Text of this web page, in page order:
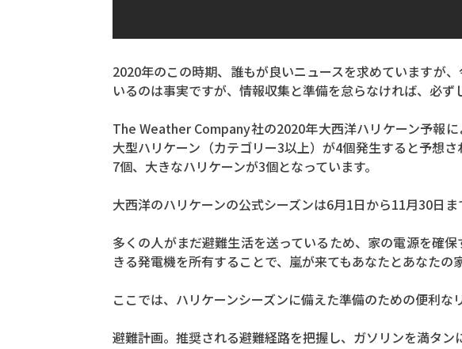
2020年のこの時期、誰もが良いニュースを求めていますが
いるのは事実ですが、情報収集と準備を怠らなければ、必ず
The Weather Company社の2020年大西洋ハリケーン予報
大型ハリケーン（カテゴリー3以上）が4個発生すると予想
7個、大きなハリケーンが3個となっています。
大西洋のハリケーンの公式シーズンは6月1日から11月30日
多くの人がまだ避難生活を送っているため、家の電源を確
きる発電機を所有することで、嵐が来てもあなたとあなたの
ここでは、ハリケーンシーズンに備えた準備のための便利な
避難計画。推奨される避難経路を把握し、ガソリンを満タン